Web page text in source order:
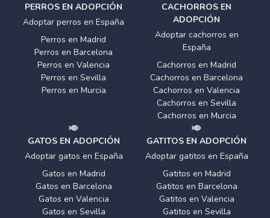
PERROS EN ADOPCIÓN
Adoptar perros en España
Perros en Madrid
Perros en Barcelona
Perros en Valencia
Perros en Sevilla
Perros en Murcia
CACHORROS EN
ADOPCIÓN
Adoptar cachorros en
España
Cachorros en Madrid
Cachorros en Barcelona
Cachorros en Valencia
Cachorros en Sevilla
Cachorros en Murcia
GATOS EN ADOPCIÓN
Adoptar gatos en España
Gatos en Madrid
Gatos en Barcelona
Gatos en Valencia
Gatos en Sevilla
GATITOS EN ADOPCIÓN
Adoptar gatitos en España
Gatitos en Madrid
Gatitos en Barcelona
Gatitos en Valencia
Gatitos en Sevilla